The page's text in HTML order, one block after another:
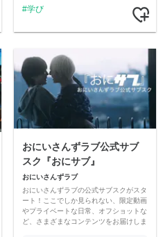
学び
おにいさんずラブ公式サブ
スク『おにサブ』
おにいさんずラブ
おにいさんずラブの公式サブスクがスタ
ート！ここでしか見られない、限定動画
やプライベートな日常、オフショットな
ど、さまざまなコンテンツをお届けしま